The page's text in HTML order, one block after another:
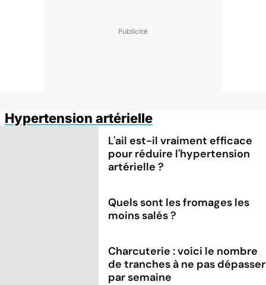
Hypertension artérielle
L'ail est-il vraiment efficace
pour réduire l'hypertension
artérielle ?
Quels sont les fromages les
moins salés ?
Charcuterie : voici le nombre
de tranches à ne pas dépasser
par semaine